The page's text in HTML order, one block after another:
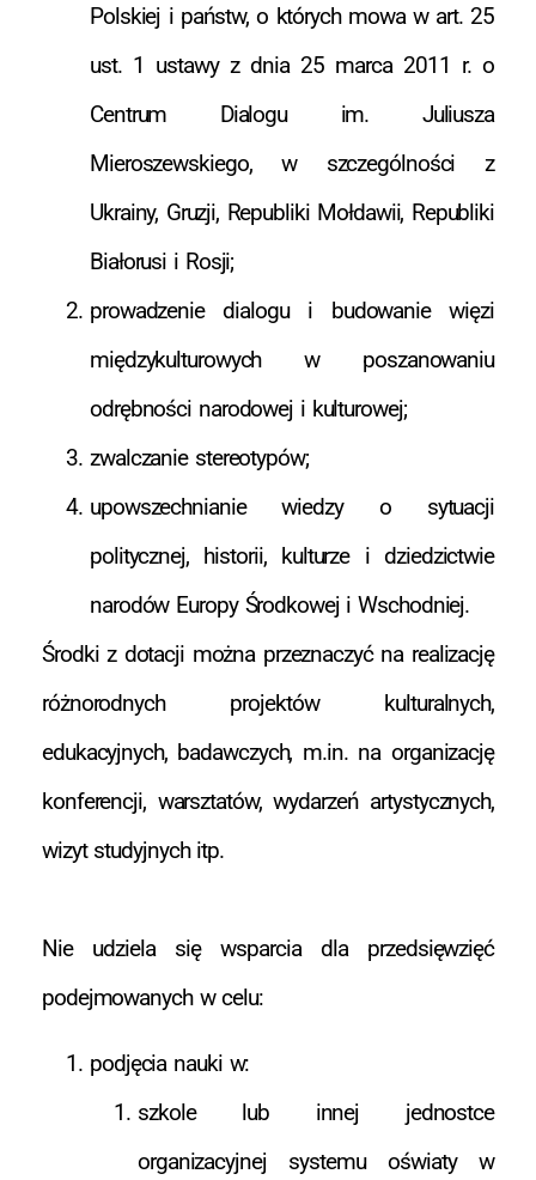
Polskiej i państw, o których mowa w art. 25
ust. 1 ustawy z dnia 25 marca 2011 r. o
Centrum Dialogu im. Juliusza
Mieroszewskiego, w szczególności z
Ukrainy, Gruzji, Republiki Mołdawii, Republiki
Białorusi i Rosji;
prowadzenie dialogu i budowanie więzi
międzykulturowych w poszanowaniu
odrębności narodowej i kulturowej;
zwalczanie stereotypów;
upowszechnianie wiedzy o sytuacji
politycznej, historii, kulturze i dziedzictwie
narodów Europy Środkowej i Wschodniej.
Środki z dotacji można przeznaczyć na realizację
różnorodnych projektów kulturalnych,
edukacyjnych, badawczych, m.in. na organizację
konferencji, warsztatów, wydarzeń artystycznych,
wizyt studyjnych itp.
Nie udziela się wsparcia dla przedsięwzięć
podejmowanych w celu:
podjęcia nauki w:
szkole lub innej jednostce
organizacyjnej systemu oświaty w